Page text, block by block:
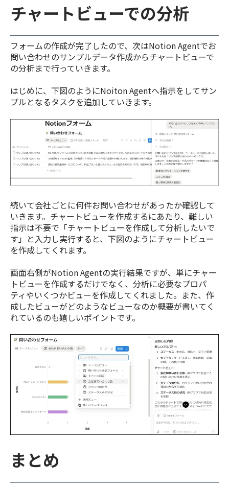
チャートビューでの分析
フォームの作成が完了したので、次はNotion Agentでお
問い合わせのサンプルデータ作成からチャートビューで
の分析まで行っていきます。
はじめに、下図のようにNoiton Agentへ指示をしてサン
プルとなるタスクを追加していきます。
続いて会社ごとに何件お問い合わせがあったか確認して
いきます。チャートビューを作成するにあたり、難しい
指示は不要で「チャートビューを作成して分析したいで
す」と入力し実行すると、下図のようにチャートビュー
を作成してくれます。
画面右側がNotion Agentの実行結果ですが、単にチャー
トビューを作成するだけでなく、分析に必要なプロパ
ティやいくつかビューを作成してくれました。また、作
成したビューがどのようなビューなのか概要が書いてく
れているのも嬉しいポイントです。
まとめ